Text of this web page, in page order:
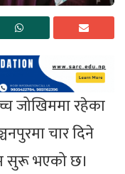
जोखिममा रहेका
चार दिने
सुरू भएको छ।